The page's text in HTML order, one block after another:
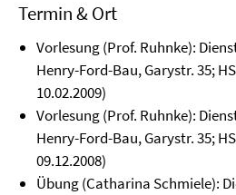
Termin & Ort
Vorlesung (Prof. Ruhnke):
Henry-Ford-Bau, Garystr. 35;
10.02.2009)
Vorlesung (Prof. Ruhnke):
Henry-Ford-Bau, Garystr. 35;
09.12.2008)
Übung (Catharina Schmiele):